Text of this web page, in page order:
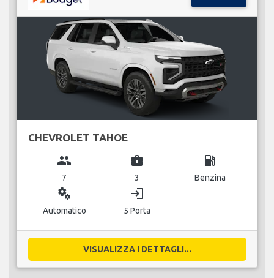
CHEVROLET TAHOE
group
7
business_center
3
local_gas_station
Benzina
miscellaneous_services
Automatico
login
5 Porta
VISUALIZZA I DETTAGLI...